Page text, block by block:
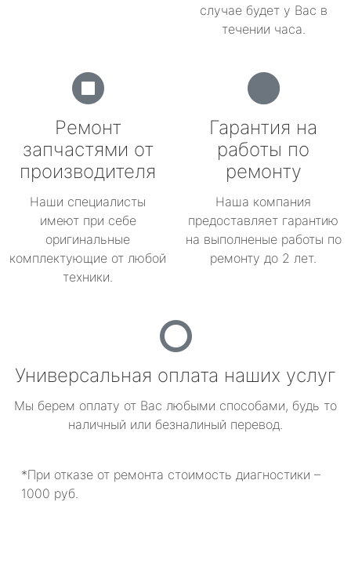
случае будет у Вас в
течении часа.
Ремонт
запчастями от
производителя
Наши специалисты
имеют при себе
оригинальные
комплектующие от любой
техники.
Гарантия на
работы по
ремонту
Наша компания
предоставляет гарантию
на выполненые работы по
ремонту до 2 лет.
Универсальная оплата наших услуг
Мы берем оплату от Вас любыми способами, будь то
наличный или безналиный перевод.
*При отказе от ремонта стоимость диагностики –
1000 руб.